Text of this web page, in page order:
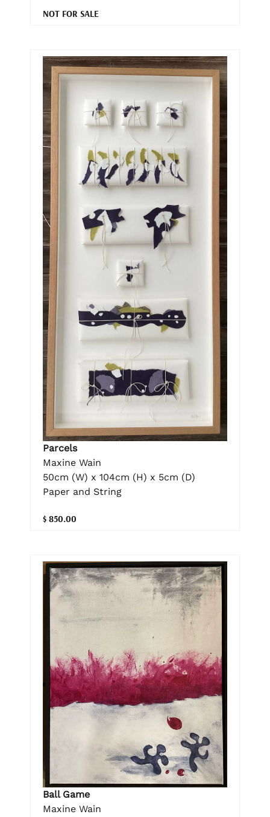
NOT FOR SALE
Parcels
Maxine Wain
50cm (W) x 104cm (H) x 5cm (D)
Paper and String
$ 850.00
Ball Game
Maxine Wain